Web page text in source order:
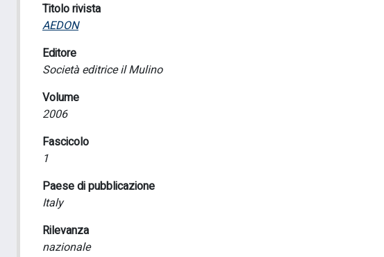
Titolo rivista
AEDON
Editore
Società editrice il Mulino
Volume
2006
Fascicolo
1
Paese di pubblicazione
Italy
Rilevanza
nazionale